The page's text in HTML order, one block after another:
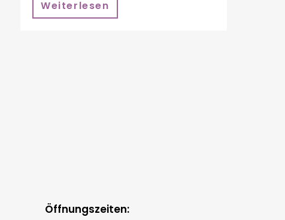
Weiterlesen
Öffnungszeiten: